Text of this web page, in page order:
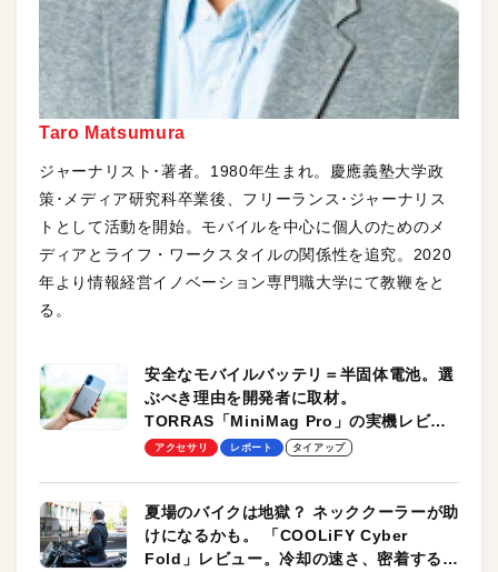
Taro Matsumura
ジャーナリスト･著者。1980年生まれ。慶應義塾大学政
策･メディア研究科卒業後、フリーランス･ジャーナリス
トとして活動を開始。モバイルを中心に個人のためのメ
ディアとライフ・ワークスタイルの関係性を追究。2020
年より情報経営イノベーション専門職大学にて教鞭をと
る。
安全なモバイルバッテリ＝半固体電池。選
ぶべき理由を開発者に取材。
TORRAS「MiniMag Pro」の実機レビュ
ーも
アクセサリ レポート タイアップ
夏場のバイクは地獄？ ネッククーラーが助
けになるかも。 「COOLiFY Cyber
Fold」レビュー。冷却の速さ、密着する冷